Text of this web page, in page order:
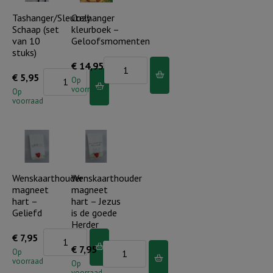
wolken
(compleet)
Tashanger/Sleutelhanger
Schaap (set
van 10
stuks)
€ 5,95
Op
voorraad
Tashanger/Sleutelhanger
stuks)
aantal
Cozy
kleurboek –
Geloofsmomenten
€ 14,95
Op
voorraad
kleurboek
aantal
Wenskaarthouder
magneet
hart –
Geliefd
€ 7,95
Op
voorraad
magneet
Wenskaarthouder
magneet
hart – Jezus
is de goede
Herder
€ 7,95
Op
Wenskaarthouder
magneet